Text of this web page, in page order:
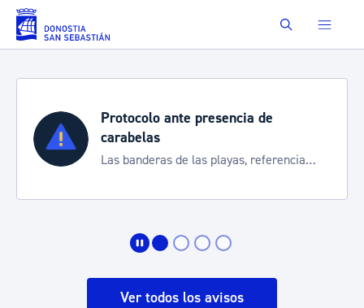
Saltar al contenido principal Buscar
Protocolo ante presencia de
carabelas
Las banderas de las playas, referencia
Ver todos los avisos